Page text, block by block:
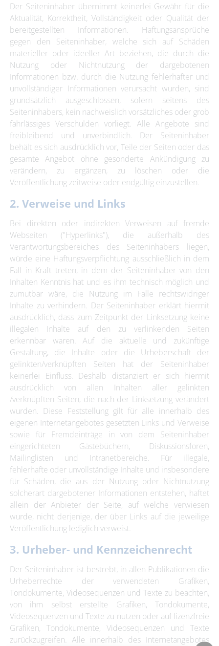
Der Seiteninhaber übernimmt keinerlei Gewähr für die
Aktualität, Korrektheit, Vollständigkeit oder Qualität der
bereitgestellten Informationen. Haftungsansprüche
gegen den Seiteninhaber, welche sich auf Schäden
materieller oder ideeller Art beziehen, die durch die
Nutzung oder Nichtnutzung der dargebotenen
Informationen bzw. durch die Nutzung fehlerhafter und
unvollständiger Informationen verursacht wurden, sind
grundsätzlich ausgeschlossen, sofern seitens des
Seiteninhabers, kein nachweislich vorsätzliches oder grob
fahrlässiges Verschulden vorliegt. Alle Angebote sind
freibleibend und unverbindlich. Der Seiteninhaber
behält es sich ausdrücklich vor, Teile der Seiten oder das
gesamte Angebot ohne gesonderte Ankündigung zu
verändern, zu ergänzen, zu löschen oder die
Veröffentlichung zeitweise oder endgültig einzustellen.
2. Verweise und Links
Bei direkten oder indirekten Verweisen auf fremde
Webseiten ("Hyperlinks"), die außerhalb des
Verantwortungsbereiches des Seiteninhabers liegen,
würde eine Haftungsverpflichtung ausschließlich in dem
Fall in Kraft treten, in dem der Seiteninhaber von den
Inhalten Kenntnis hat und es ihm technisch möglich und
zumutbar wäre, die Nutzung im Falle rechtswidriger
Inhalte zu verhindern. Der Seiteninhaber erklärt hiermit
ausdrücklich, dass zum Zeitpunkt der Linksetzung keine
illegalen Inhalte auf den zu verlinkenden Seiten
erkennbar waren. Auf die aktuelle und zukünftige
Gestaltung, die Inhalte oder die Urheberschaft der
gelinkten/verknüpften Seiten hat der Seiteninhaber
keinerlei Einfluss. Deshalb distanziert er sich hiermit
ausdrücklich von allen Inhalten aller gelinkten
/verknüpften Seiten, die nach der Linksetzung verändert
wurden. Diese Feststellung gilt für alle innerhalb des
eigenen Internetangebotes gesetzten Links und Verweise
sowie für Fremdeinträge in von dem Seiteninhaber
eingerichteten Gästebüchern, Diskussionsforen,
Mailinglisten und Intranetbereiche. Für illegale,
fehlerhafte oder unvollständige Inhalte und insbesondere
für Schäden, die aus der Nutzung oder Nichtnutzung
solcherart dargebotener Informationen entstehen, haftet
allein der Anbieter der Seite, auf welche verwiesen
wurde, nicht derjenige, der über Links auf die jeweilige
Veröffentlichung lediglich verweist.
3. Urheber- und Kennzeichenrecht
Der Seiteninhaber ist bestrebt, in allen Publikationen die
Urheberrechte der verwendeten Grafiken,
Tondokumente, Videosequenzen und Texte zu beachten,
von ihm selbst erstellte Grafiken, Tondokumente,
Videosequenzen und Texte zu nutzen oder auf lizenzfreie
Grafiken, Tondokumente, Videosequenzen und Texte
zurückzugreifen. Alle innerhalb des Internetangebotes